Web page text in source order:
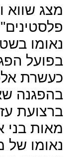
מצג שווא
נאומו
בפועל
כעשרת
בהפגנה
ברצועת
מאות בני
נאומו